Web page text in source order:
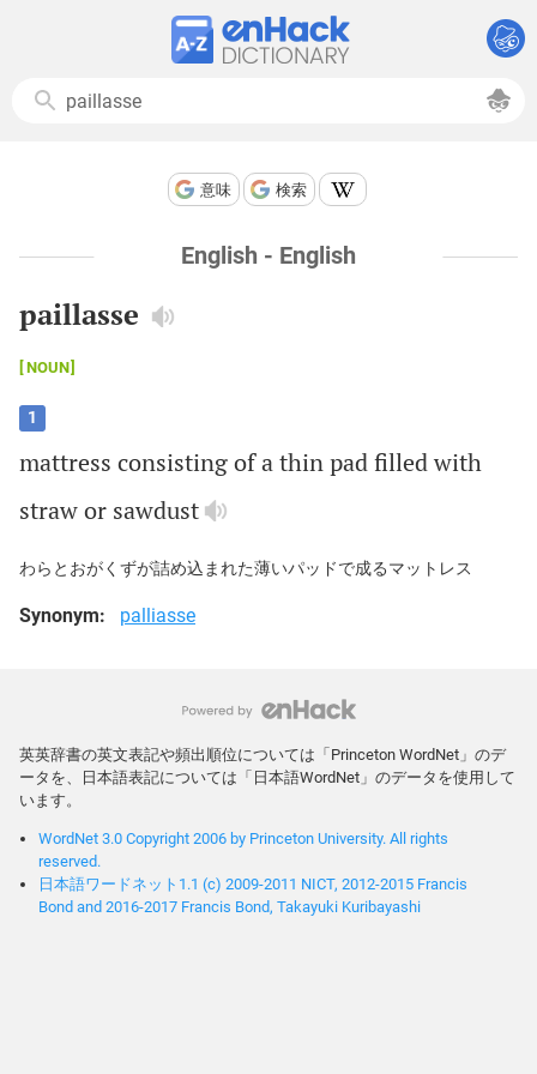
意味 検索
English - English
paillasse
NOUN
1
mattress consistingofathinpadfilledwith
strawor sawdust
わらとおがくずが詰め込まれた薄いパッドで成るマットレス
Synonym: palliasse
英英辞書の英文表記や頻出順位については「Princeton WordNet」のデ
ータを、日本語表記については「日本語WordNet」のデータを使用して
います。
WordNet 3.0 Copyright 2006 by Princeton University. All rights
reserved.
日本語ワードネット1.1 (c) 2009-2011 NICT, 2012-2015 Francis
Bond and 2016-2017 Francis Bond, Takayuki Kuribayashi